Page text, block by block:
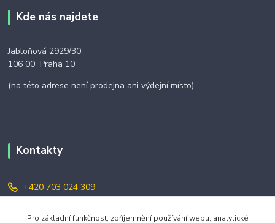
Kde nás najdete
Jabloňová 2929/30
106 00 Praha 10
(na této adrese není prodejna ani výdejní místo)
Kontakty
+420 703 024 309
objednavky@zavazuj.cz
Pro základní funkčnost, zpříjemnění používání webu, analytické